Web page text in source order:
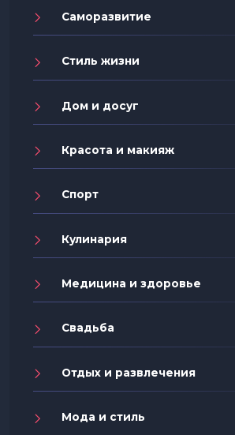
Саморазвитие
Стиль жизни
Дом и досуг
Красота и макияж
Спорт
Кулинария
Медицина и здоровье
Свадьба
Отдых и развлечения
Мода и стиль